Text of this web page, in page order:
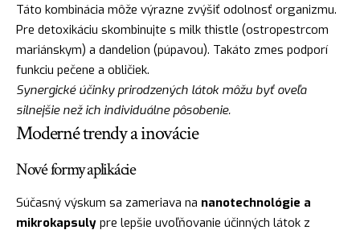
Táto kombinácia môže výrazne zvýšiť odolnosť organizmu.
Pre detoxikáciu skombinujte s milk thistle (ostropestrcom
mariánskym) a dandelion (púpavou). Takáto zmes podporí
funkciu pečene a obličiek.
Synergické účinky prirodzených látok môžu byť oveľa
silnejšie než ich individuálne pôsobenie.
Moderné trendy a inovácie
Nové formy aplikácie
Súčasný výskum sa zameriava na nanotechnológie a
mikrokapsuly pre lepšie uvoľňovanie účinných látok z